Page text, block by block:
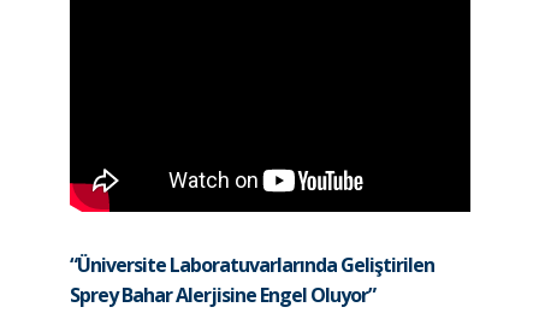
“Üniversite Laboratuvarlarında Geliştirilen
Sprey Bahar Alerjisine Engel Oluyor”